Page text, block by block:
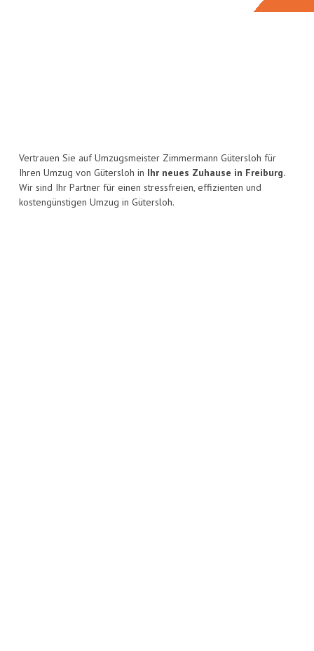
Vertrauen Sie auf Umzugsmeister Zimmermann Gütersloh für
Ihren Umzug von Gütersloh in Ihr neues Zuhause in Freiburg.
Wir sind Ihr Partner für einen stressfreien, effizienten und
kostengünstigen Umzug in Gütersloh.